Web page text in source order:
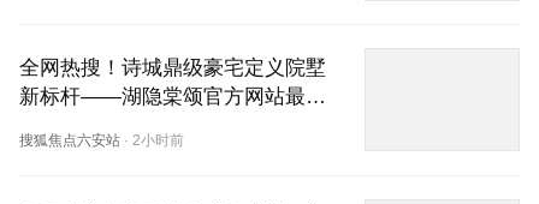
全网热搜！诗城鼎级豪宅定义院墅
新标杆——湖隐棠颂官方网站最新
线电话为您解答
搜狐焦点六安站 · 2小时前